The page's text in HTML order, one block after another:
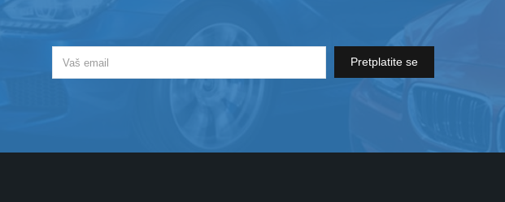
Pretplatite se